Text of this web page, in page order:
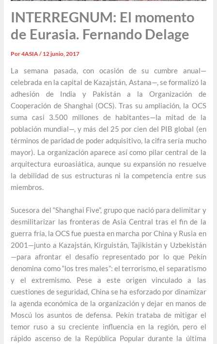
INTERREGNUM: El momento
de Eurasia. Fernando Delage
Por4ASIA/ 12 junio, 2017
La semana pasada, con ocasión de su cumbre anual—
celebrada en la capital de Kazajstán, Astana—, se formalizó la
adhesión de India y Pakistán a la Organización de
Cooperación de Shanghai (OCS). Tras su ampliación, la OCS
suma casi 3.500 millones de habitantes—la mitad de la
población mundial—, y más del 25 por cien del PIB global (en
términos de paridad de poder adquisitivo, la cifra sería mucho
mayor). La organización aparece así como pilar central de la
arquitectura euroasiática, aunque su expansión no resuelve
la debilidad de sus estructuras ni la competencia entre sus
miembros.
Sucesora del “Shanghai Five”, grupo que nació para delimitar y
desmilitarizar las fronteras de Asia Central tras el fin de la
guerra fría, la OCS fue puesta en marcha por China y Rusia en
2001—junto a Kazajstán, Kirguistán, Tajikistán y Uzbekistán
—para afrontar el desafío representado por lo que Pekín
denomina como “los tres males”: el terrorismo, el separatismo
y el extremismo. Pese a este origen vinculado a las
cuestiones de seguridad, China se ha esforzado por dinamizar
la agenda económica de la organización y dejar en manos de
Moscú los asuntos de defensa. Pekín trataba de mitigar el
temor ruso a su creciente influencia en la región, pero el
rápido ascenso de la República Popular durante la última